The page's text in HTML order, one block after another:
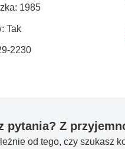
1985
Tak
2230
pytania? Z
od tego, czy szukasz